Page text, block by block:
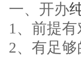
一、开办
1、前提
2、有足